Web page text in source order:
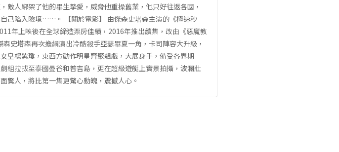
人綁架了他的畢生摯愛，威脅他重操舊業，他只好往返各國，
己陷入險境……。 【關於電影】 由傑森史塔森主演的《極速秒
年上映後在全球締造票房佳績，2016年推出續集，改由《惡魔教
史塔森再次擔綱演出冷酷殺手亞瑟畢夏一角，卡司陣容大升級，
皇楊紫瓊，東西方動作明星齊聚飆戲，大展身手，備受各界期
組拉拔至泰國曼谷和普吉島，更在超級遊艇上實景拍攝，波瀾壯
驚人，將比第一集更驚心動魄，震撼人心。